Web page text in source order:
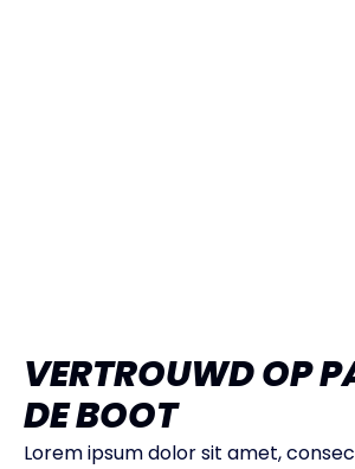
VERTROUWD OP
DE BOOT
Lorem ipsum dolor sit amet,